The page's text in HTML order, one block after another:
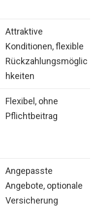
Attraktive
Konditionen, flexible
Rückzahlungsmöglic
hkeiten
Flexibel, ohne
Pflichtbeitrag
Angepasste
Angebote, optionale
Versicherung